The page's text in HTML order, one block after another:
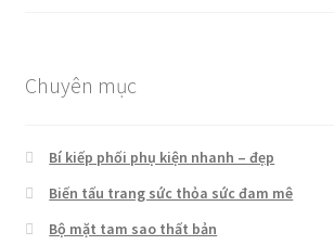
Chuyên mục
Bí kiếp phối phụ kiện nhanh – đẹp
Biến tấu trang sức thỏa sức đam mê
Bộ mặt tam sao thất bản